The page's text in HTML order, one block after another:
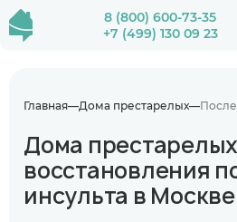
8 (800) 600-73-35
+7 (499) 130 09 23
Главная Дома престарелых После
Дома
восстановления
инсульта в Москве